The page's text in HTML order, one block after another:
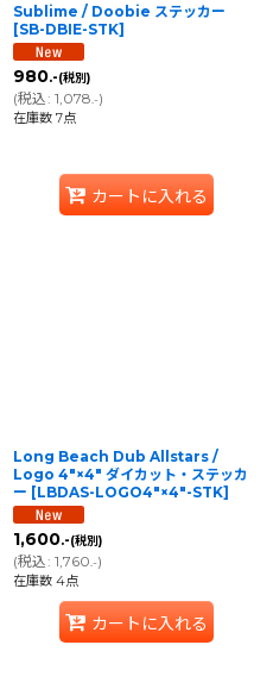
Sublime / Doobie ステッカー
[SB-DBIE-STK]
980.-(税別)
(税込: 1,078.-)
在庫数 7点
カートに入れる
Long Beach Dub Allstars /
Logo 4″×4″ ダイカット・ステッカ
ー [LBDAS-LOGO4″×4″-STK]
1,600.-(税別)
(税込: 1,760.-)
在庫数 4点
カートに入れる